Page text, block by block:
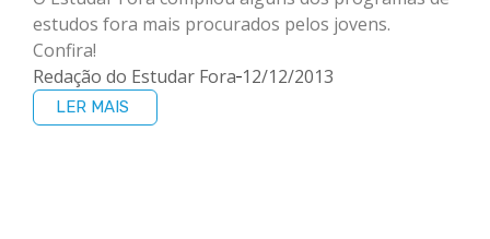
estudos fora mais procurados pelos jovens.
Confira!
Redação do Estudar Fora 12/12/2013
LER MAIS